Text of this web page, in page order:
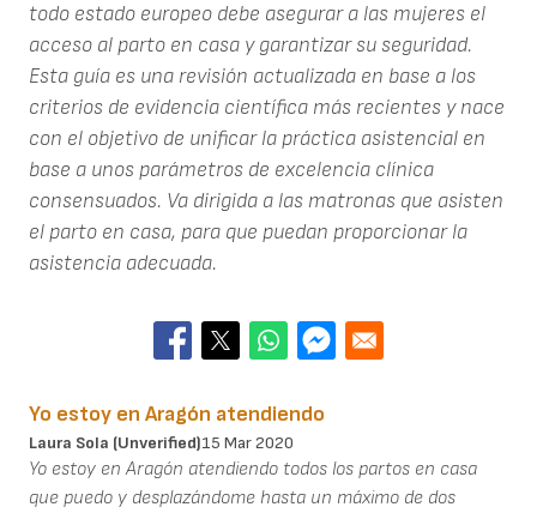
todo estado europeo debe asegurar a las mujeres el
acceso al parto en casa y garantizar su seguridad.
Esta guía es una revisión actualizada en base a los
criterios de evidencia científica más recientes y nace
con el objetivo de unificar la práctica asistencial en
base a unos parámetros de excelencia clínica
consensuados. Va dirigida a las matronas que asisten
el parto en casa, para que puedan proporcionar la
asistencia adecuada.
Yo estoy en Aragón atendiendo
Laura Sola (unverified)15 Mar 2020
Yo estoy en Aragón atendiendo todos los partos en casa
que puedo y desplazándome hasta un máximo de dos